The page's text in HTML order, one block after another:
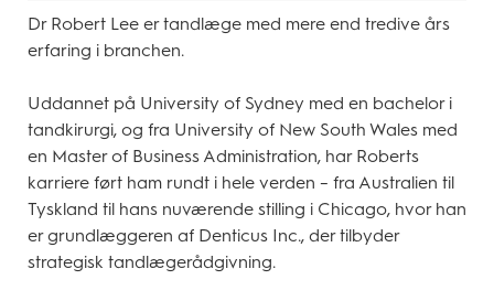
Dr Robert Lee er tandlæge med mere end tredive års
erfaring i branchen.
Uddannet på University of Sydney med en bachelor i
tandkirurgi, og fra University of New South Wales med
en Master of Business Administration, har Roberts
karriere ført ham rundt i hele verden – fra Australien til
Tyskland til hans nuværende stilling i Chicago, hvor han
er grundlæggeren af Denticus Inc., der tilbyder
strategisk tandlægerådgivning.